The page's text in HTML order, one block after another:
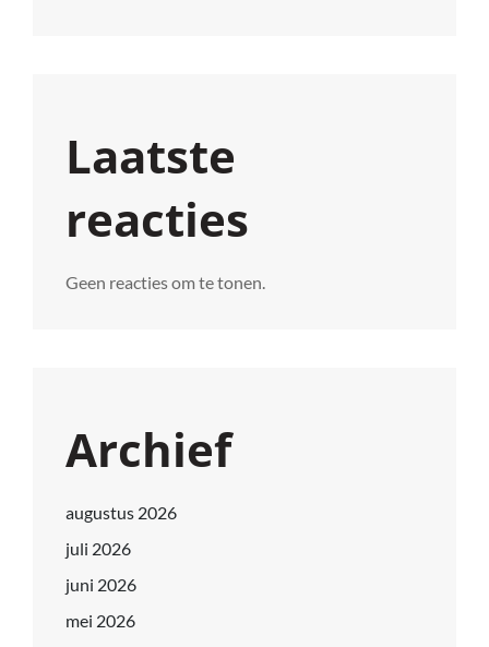
Laatste
reacties
Geen reacties om te tonen.
Archief
augustus 2026
juli 2026
juni 2026
mei 2026